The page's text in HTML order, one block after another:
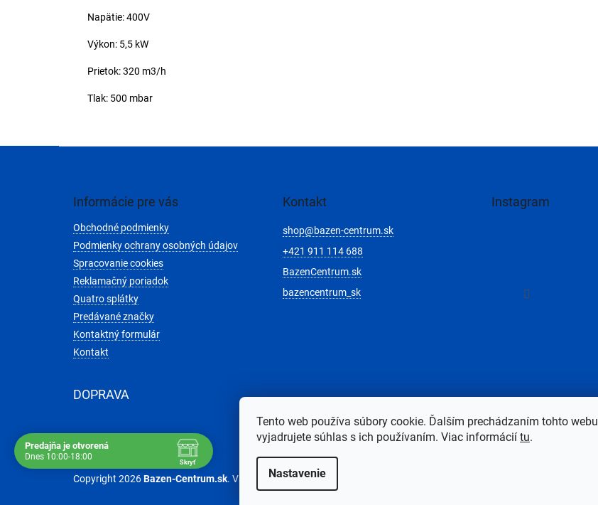
Tento web používa súbory cookie. Ďalším prechádzaním tohto webu
vyjadrujete súhlas s ich používaním. Viac informácií tu.
Nastavenie
Napätie: 400V
Výkon: 5,5 kW
Prietok: 320 m3/h
Tlak: 500 mbar
Informácie pre vás
Obchodné podmienky
Podmienky ochrany osobných údajov
Spracovanie cookies
Reklamačný poriadok
Quatro splátky
Predávané značky
Kontaktný formulár
Kontakt
Kontakt
shop@bazen-centrum.sk
+421 911 114 688
BazenCentrum.sk
bazencentrum_sk
Instagram
DOPRAVA
Copyright 2026Bazen-Centrum.sk. Všetky práva vyhradené.
Predajňa je otvorená
Dnes 10:00-18:00
Skryť
Navštívte nás osobne